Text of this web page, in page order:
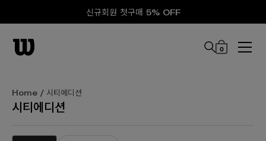
신규회원 첫구매 5% OFF
0
Home / 시티에디션
시티에디션